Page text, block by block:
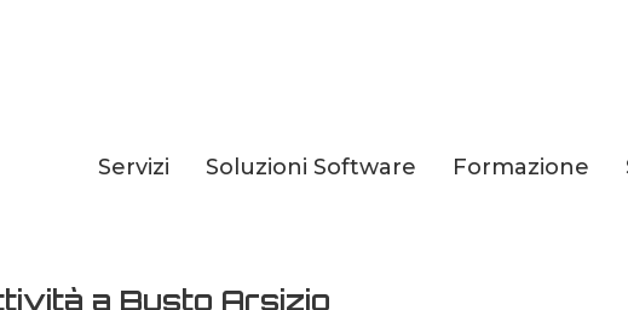
Servizi Soluzioni Software Formazione
a Busto Arsizio